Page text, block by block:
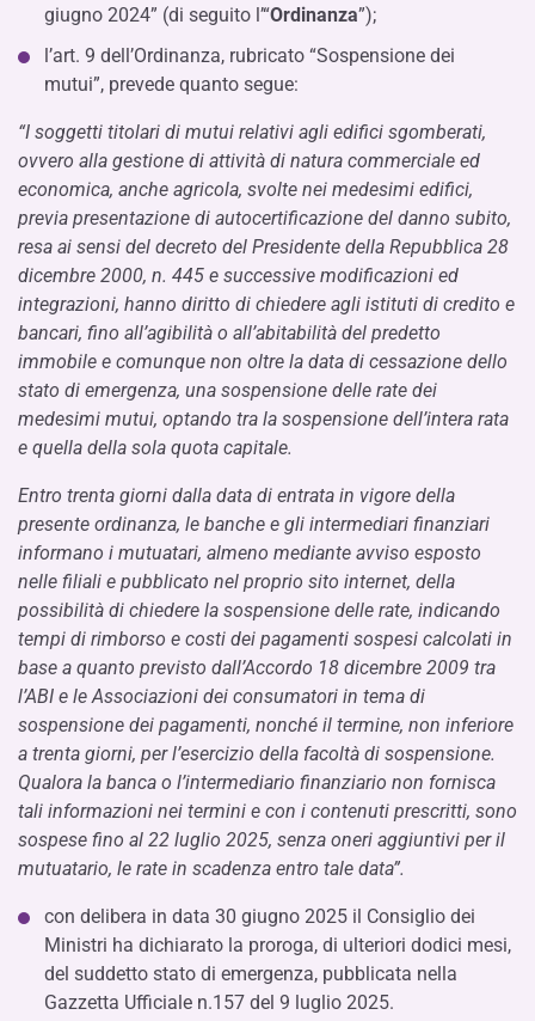
giugno 2024” (di seguito l’“Ordinanza”);
l’art. 9 dell’Ordinanza, rubricato “Sospensione dei
mutui”, prevede quanto segue:
“I soggetti titolari di mutui relativi agli edifici sgomberati,
ovvero alla gestione di attività di natura commerciale ed
economica, anche agricola, svolte nei medesimi edifici,
previa presentazione di autocertificazione del danno subito,
resa ai sensi del decreto del Presidente della Repubblica 28
dicembre 2000, n. 445 e successive modificazioni ed
integrazioni, hanno diritto di chiedere agli istituti di credito e
bancari, fino all’agibilità o all’abitabilità del predetto
immobile e comunque non oltre la data di cessazione dello
stato di emergenza, una sospensione delle rate dei
medesimi mutui, optando tra la sospensione dell’intera rata
e quella della sola quota capitale.
Entro trenta giorni dalla data di entrata in vigore della
presente ordinanza, le banche e gli intermediari finanziari
informano i mutuatari, almeno mediante avviso esposto
nelle filiali e pubblicato nel proprio sito internet, della
possibilità di chiedere la sospensione delle rate, indicando
tempi di rimborso e costi dei pagamenti sospesi calcolati in
base a quanto previsto dall’Accordo 18 dicembre 2009 tra
l’ABI e le Associazioni dei consumatori in tema di
sospensione dei pagamenti, nonché il termine, non inferiore
a trenta giorni, per l’esercizio della facoltà di sospensione.
Qualora la banca o l’intermediario finanziario non fornisca
tali informazioni nei termini e con i contenuti prescritti, sono
sospese fino al 22 luglio 2025, senza oneri aggiuntivi per il
mutuatario, le rate in scadenza entro tale data”.
con delibera in data 30 giugno 2025 il Consiglio dei
Ministri ha dichiarato la proroga, di ulteriori dodici mesi,
del suddetto stato di emergenza, pubblicata nella
Gazzetta Ufficiale n.157 del 9 luglio 2025.